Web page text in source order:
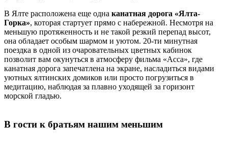
В Ялте расположена еще одна канатная дорога «Ялта-
Горка», которая стартует прямо с набережной. Несмотря на
меньшую протяженность и не такой резкий перепад высот,
она обладает особым шармом и уютом. 20-ти минутная
поездка в одной из очаровательных цветных кабинок
позволит вам окунуться в атмосферу фильма «Асса», где
канатная дорога запечатлена на экране, насладиться видами
уютных ялтинских домиков или просто погрузиться в
медитацию, наблюдая за плавно уходящей за горизонт
морской гладью.
В гости к братьям нашим меньшим